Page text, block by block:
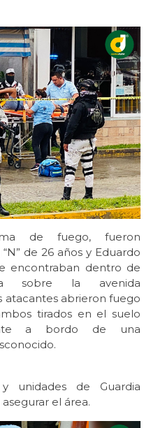
de fuego, fueron
de 26 años y Eduardo
encontraban dentro de
sobre la avenida
atacantes abrieron fuego
tirados en el suelo
a bordo de una
unidades de Guardia
el área.